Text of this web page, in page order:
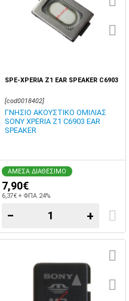
SPE-XPERIA Z1 EAR SPEAKER C6903
[cod0018402]
ΓΝΗΣΙΟ ΑΚΟΥΣΤΙΚΟ ΟΜΙΛΙΑΣ
SONY XPERIA Z1 C6903 EAR
SPEAKER
ΑΜΕΣΑ ΔΙΑΘΕΣΙΜΟ
7,90€
6,37€ + ΦΠΑ 24%
− +